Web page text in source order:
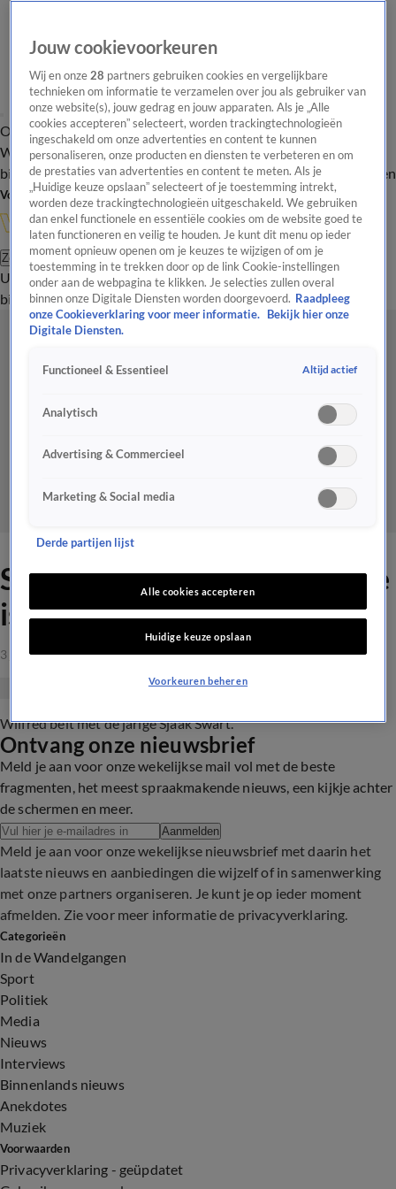
Overzicht Onze programma's Uitzendingen Onze gezichten
In de
WandelgangenInterviewsUitzending
bijwonenPodcastShopVeelgestelde vragenKijkersvraag insturen
Volg Vandaag Inside
Zoeken
UitzendingenVandaag InsideDe OranjezomerShopUitzending
bijwonen
Sjaak Swart: 'Veronica Inside
is mijn favoriete programma'
3 juli 2019, 21:51
Wilfred belt met de jarige Sjaak Swart.
Ontvang onze nieuwsbrief
Meld je aan voor onze wekelijkse mail vol met de beste
fragmenten, het meest spraakmakende nieuws, een kijkje achter
de schermen en meer.
Aanmelden
Meld je aan voor onze wekelijkse nieuwsbrief met daarin het
laatste nieuws en aanbiedingen die wijzelf of in samenwerking
met onze partners organiseren. Je kunt je op ieder moment
afmelden. Zie voor meer informatie de privacyverklaring.
Categorieën
In de Wandelgangen
Sport
Politiek
Media
Nieuws
Interviews
Binnenlands nieuws
Anekdotes
Muziek
Voorwaarden
Privacyverklaring - geüpdatet
Jouw cookievoorkeuren
Wij en onze28 partners gebruiken cookies en vergelijkbare
technieken om informatie te verzamelen over jou als gebruiker van
onze website(s), jouw gedrag en jouw apparaten. Als je „Alle
cookies accepteren” selecteert, worden trackingtechnologieën
ingeschakeld om onze advertenties en content te kunnen
personaliseren, onze producten en diensten te verbeteren en om
de prestaties van advertenties en content te meten. Als je
„Huidige keuze opslaan” selecteert of je toestemming intrekt,
worden deze trackingtechnologieën uitgeschakeld. We gebruiken
dan enkel functionele en essentiële cookies om de website goed te
laten functioneren en veilig te houden. Je kunt dit menu op ieder
moment opnieuw openen om je keuzes te wijzigen of om je
toestemming in te trekken door op de link Cookie-instellingen
onder aan de webpagina te klikken. Je selecties zullen overal
binnen onze Digitale Diensten worden doorgevoerd. Raadpleeg
onze Cookieverklaring voor meer informatie.
Bekijk hier onze
Digitale Diensten.
Functioneel & Essentieel Altijd actief
Analytisch
Advertising & Commercieel
Marketing & Social media
Derde partijen lijst
Alle cookies accepteren
Huidige keuze opslaan
Voorkeuren beheren